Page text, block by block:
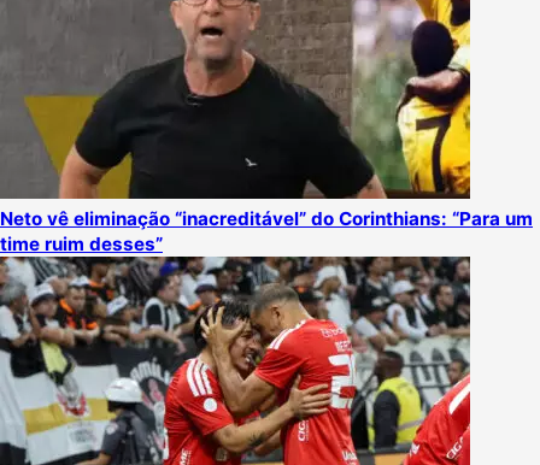
Neto vê eliminação “inacreditável” do Corinthians: “Para um
time ruim desses”